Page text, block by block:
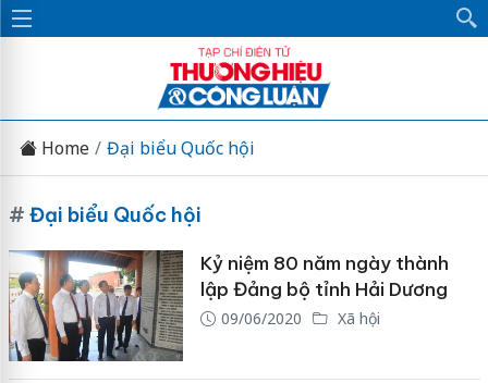
Home Đại biểu Quốc hội
# Đại biểu Quốc hội
Kỷ niệm 80 năm ngày thành
lập Đảng bộ tỉnh Hải Dương
09/06/2020 Xã hội